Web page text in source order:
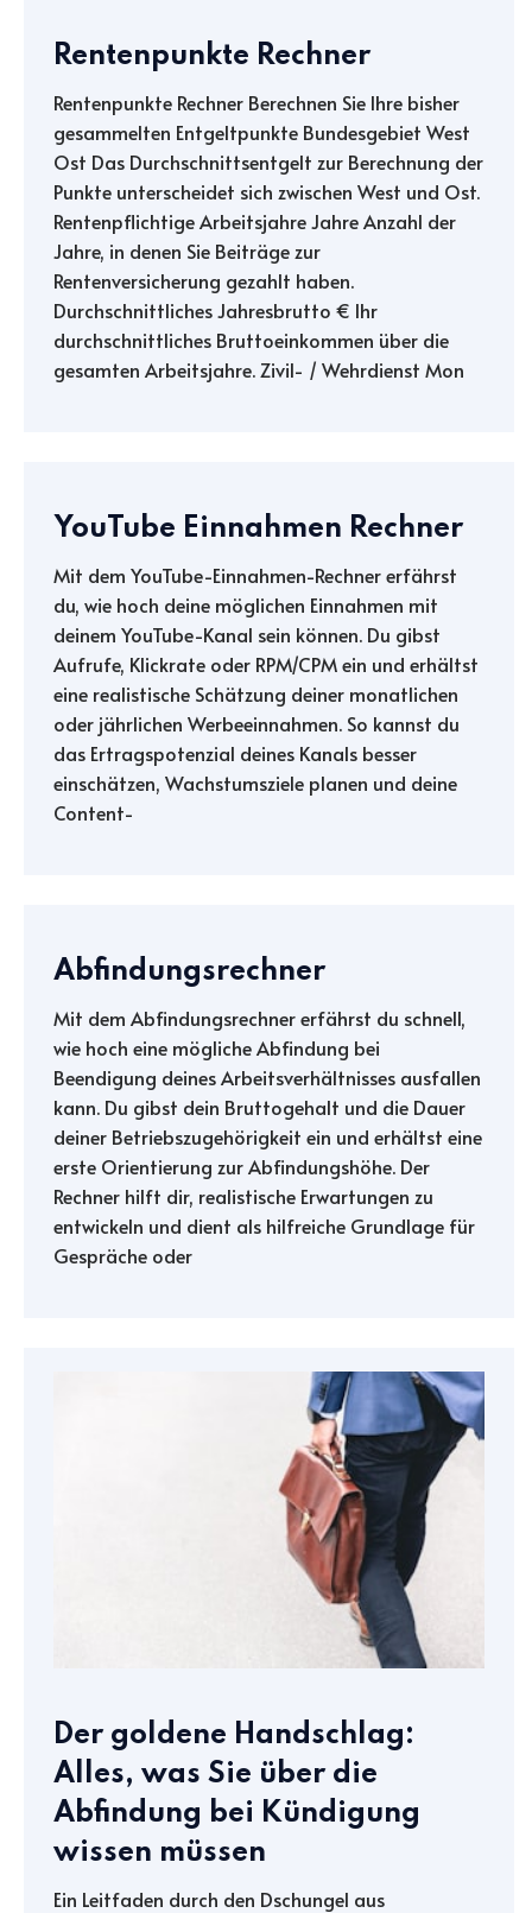
Rentenpunkte Rechner
Rentenpunkte Rechner Berechnen Sie Ihre bisher
gesammelten Entgeltpunkte Bundesgebiet West
Ost Das Durchschnittsentgelt zur Berechnung der
Punkte unterscheidet sich zwischen West und Ost.
Rentenpflichtige Arbeitsjahre Jahre Anzahl der
Jahre, in denen Sie Beiträge zur
Rentenversicherung gezahlt haben.
Durchschnittliches Jahresbrutto € Ihr
durchschnittliches Bruttoeinkommen über die
gesamten Arbeitsjahre. Zivil- / Wehrdienst Mon
YouTube Einnahmen Rechner
Mit dem YouTube-Einnahmen-Rechner erfährst
du, wie hoch deine möglichen Einnahmen mit
deinem YouTube-Kanal sein können. Du gibst
Aufrufe, Klickrate oder RPM/CPM ein und erhältst
eine realistische Schätzung deiner monatlichen
oder jährlichen Werbeeinnahmen. So kannst du
das Ertragspotenzial deines Kanals besser
einschätzen, Wachstumsziele planen und deine
Content-
Abfindungsrechner
Mit dem Abfindungsrechner erfährst du schnell,
wie hoch eine mögliche Abfindung bei
Beendigung deines Arbeitsverhältnisses ausfallen
kann. Du gibst dein Bruttogehalt und die Dauer
deiner Betriebszugehörigkeit ein und erhältst eine
erste Orientierung zur Abfindungshöhe. Der
Rechner hilft dir, realistische Erwartungen zu
entwickeln und dient als hilfreiche Grundlage für
Gespräche oder
Der goldene Handschlag:
Alles, was Sie über die
Abfindung bei Kündigung
wissen müssen
Ein Leitfaden durch den Dschungel aus